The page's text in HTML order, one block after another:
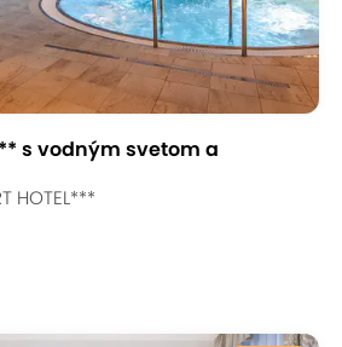
s vodným svetom a
HOTEL***